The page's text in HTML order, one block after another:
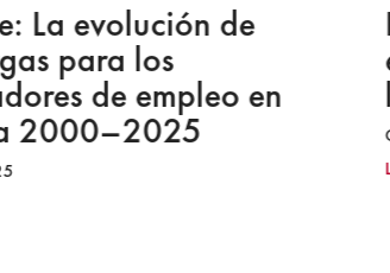
La evolución de
para los
de empleo en
2000–2025